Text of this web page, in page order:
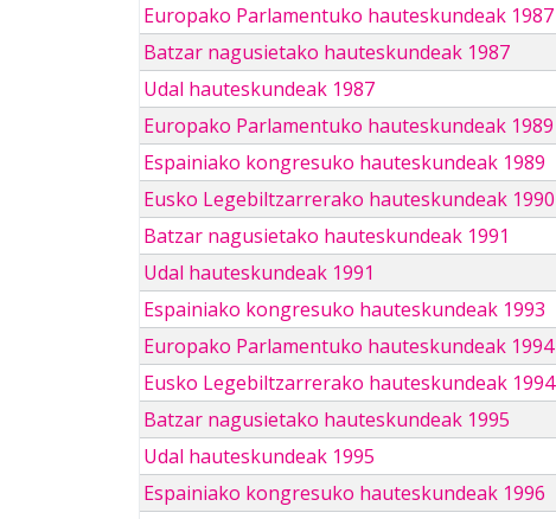
Europako Parlamentuko hauteskundeak 1987
Batzar nagusietako hauteskundeak 1987
Udal hauteskundeak 1987
Europako Parlamentuko hauteskundeak 1989
Espainiako kongresuko hauteskundeak 1989
Eusko Legebiltzarrerako hauteskundeak 1990
Batzar nagusietako hauteskundeak 1991
Udal hauteskundeak 1991
Espainiako kongresuko hauteskundeak 1993
Europako Parlamentuko hauteskundeak 1994
Eusko Legebiltzarrerako hauteskundeak 1994
Batzar nagusietako hauteskundeak 1995
Udal hauteskundeak 1995
Espainiako kongresuko hauteskundeak 1996